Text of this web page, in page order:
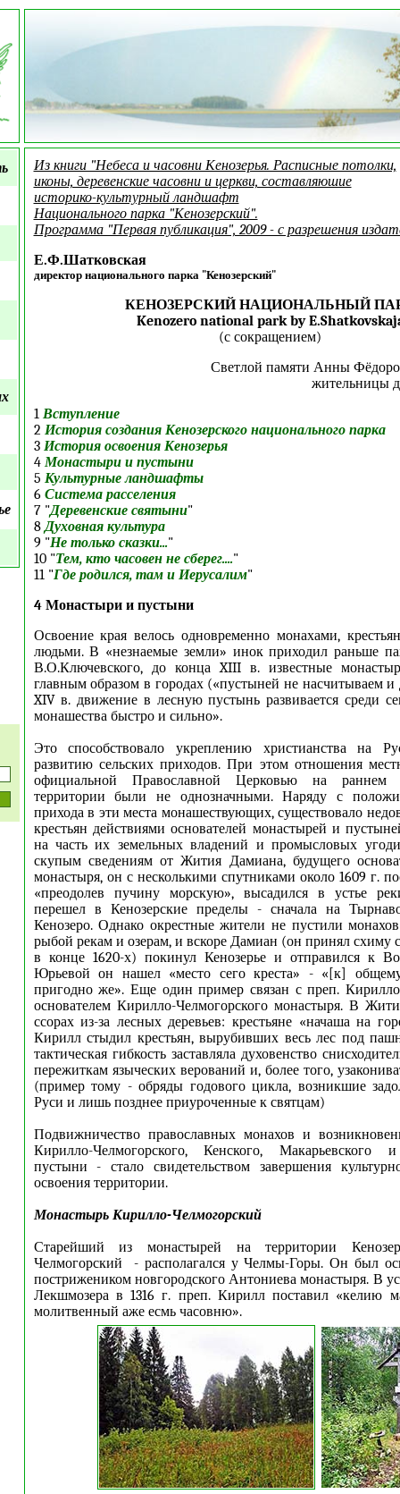
Из книги "Небеса и часовни Кенозерья. Расписные потолки,
иконы, деревенские часовни и церкви, составляюшие
историко-культурный ландшафт
Национального парка "Кенозерский".
Программа "Первая публикация", 2009 - с разрешения
Е.Ф.Шатковская
директор национального парка "Кенозерский"
КЕНОЗЕРСКИЙ НАЦИОНАЛЬНЫЙ
Kenozero national park by
(с сокращением)
Светлой памяти Анны
жительницы
1 Вступление
2 История создания Кенозерского национального парка
3 История освоения Кенозерья
4Монастыри и пустыни
5 Культурные ландшафты
6 Система расселения
7 "Деревенские святыни"
8Духовная культура
9 "Не только сказки..."
10 "Тем, кто часовен не сберег...."
11 "Где родился, там и Иерусалим"
4 Монастыри и пустыни
Освоение края велось одновременно монахами,
людьми. В «незнаемые земли» инок приходил раньше
В.О.Ключевского, до конца XIII в. известные
главным образом в городах («пустыней не насчитываем и
XIV в. движение в лесную пустынь развивается среди
монашества быстро и сильно».
Это способствовало укреплению христианства на
развитию сельских приходов. При этом отношения
официальной Православной Церковью на раннем
территории были не однозначными. Наряду с
прихода в эти места монашествующих, существовало
крестьян действиями основателей монастырей и
на часть их земельных владений и промысловых
скупым сведениям от Жития Дамиана, будущего
монастыря, он с несколькими спутниками около 1609 г.
«преодолев пучину морскую», высадился в устье
перешел в Кенозерские пределы - сначала на
Кенозеро. Однако окрестные жители не пустили
рыбой рекам и озерам, и вскоре Дамиан (он принял схиму
в конце 1620-х) покинул Кенозерье и отправился к
Юрьевой он нашел «место сего креста» - «[к]
пригодно же». Еще один пример связан с преп.
основателем Кирилло-Челмогорского монастыря. В
ссорах из-за лесных деревьев: крестьяне «начаша на
Кирилл стыдил крестьян, вырубивших весь лес под
тактическая гибкость заставляла духовенство
пережиткам языческих верований и, более того,
(пример тому - обряды годового цикла, возникшие
Руси и лишь позднее приуроченные к святцам)
Подвижничество православных монахов и
Кирилло-Челмогорского, Кенского, Макарьевского
пустыни - стало свидетельством завершения
освоения территории.
Монастырь Кирилло-Челмогорский
Старейший из монастырей на территории
Челмогорский - располагался у Челмы-Горы. Он был
пострижеником новгородского Антониева монастыря. В
Лекшмозера в 1316 г. преп. Кирилл поставил «келию
молитвенный аже есмь часовню».